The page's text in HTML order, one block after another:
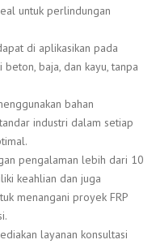
untuk perlindungan
di aplikasikan pada
baja, dan kayu, tanpa
bahan
industri dalam setiap
pengalaman lebih dari 10
keahlian dan juga
menangani proyek FRP
layanan konsultasi